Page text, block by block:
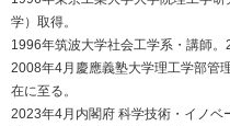
学）取得。
1996年筑波大学社会工学系・講師。
2008年4月慶應義塾大学理工学部管
在に至る。
2023年4月内閣府 科学技術・イノベ